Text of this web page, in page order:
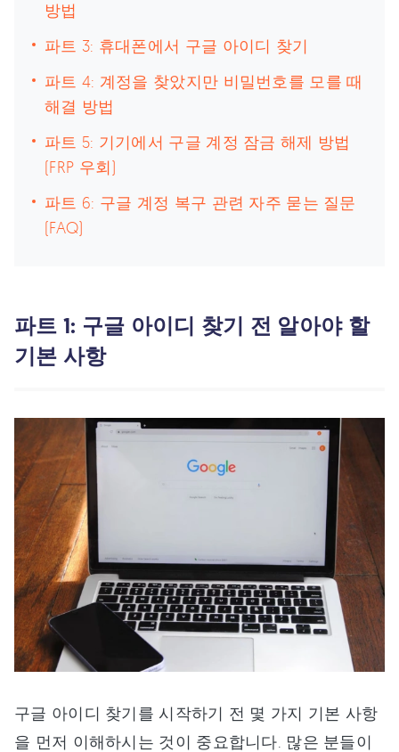
방법
파트 3: 휴대폰에서 구글 아이디 찾기
파트 4: 계정을 찾았지만 비밀번호를 모를 때
해결 방법
파트 5: 기기에서 구글 계정 잠금 해제 방법
(FRP 우회)
파트 6: 구글 계정 복구 관련 자주 묻는 질문
(FAQ)
파트 1: 구글 아이디 찾기 전 알아야 할
기본 사항
구글 아이디 찾기를 시작하기 전 몇 가지 기본 사항
을 먼저 이해하시는 것이 중요합니다. 많은 분들이